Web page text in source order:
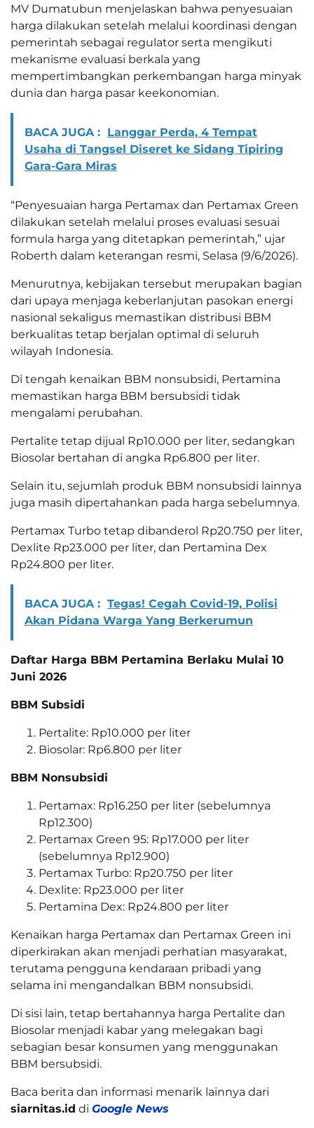
MV Dumatubun menjelaskan bahwa penyesuaian
harga dilakukan setelah melalui koordinasi dengan
pemerintah sebagai regulator serta mengikuti
mekanisme evaluasi berkala yang
mempertimbangkan perkembangan harga minyak
dunia dan harga pasar keekonomian.
BACA JUGA : Langgar Perda, 4 Tempat
Usaha di Tangsel Diseret ke Sidang Tipiring
Gara-Gara Miras
“Penyesuaian harga Pertamax dan Pertamax Green
dilakukan setelah melalui proses evaluasi sesuai
formula harga yang ditetapkan pemerintah,” ujar
Roberth dalam keterangan resmi, Selasa (9/6/2026).
Menurutnya, kebijakan tersebut merupakan bagian
dari upaya menjaga keberlanjutan pasokan energi
nasional sekaligus memastikan distribusi BBM
berkualitas tetap berjalan optimal di seluruh
wilayah Indonesia.
Di tengah kenaikan BBM nonsubsidi, Pertamina
memastikan harga BBM bersubsidi tidak
mengalami perubahan.
Pertalite tetap dijual Rp10.000 per liter, sedangkan
Biosolar bertahan di angka Rp6.800 per liter.
Selain itu, sejumlah produk BBM nonsubsidi lainnya
juga masih dipertahankan pada harga sebelumnya.
Pertamax Turbo tetap dibanderol Rp20.750 per liter,
Dexlite Rp23.000 per liter, dan Pertamina Dex
Rp24.800 per liter.
BACA JUGA : Tegas! Cegah Covid-19, Polisi
Akan Pidana Warga Yang Berkerumun
Daftar Harga BBM Pertamina Berlaku Mulai 10
Juni 2026
BBM Subsidi
Pertalite: Rp10.000 per liter
Biosolar: Rp6.800 per liter
BBM Nonsubsidi
Pertamax: Rp16.250 per liter (sebelumnya
Rp12.300)
Pertamax Green 95: Rp17.000 per liter
(sebelumnya Rp12.900)
Pertamax Turbo: Rp20.750 per liter
Dexlite: Rp23.000 per liter
Pertamina Dex: Rp24.800 per liter
Kenaikan harga Pertamax dan Pertamax Green ini
diperkirakan akan menjadi perhatian masyarakat,
terutama pengguna kendaraan pribadi yang
selama ini mengandalkan BBM nonsubsidi.
Di sisi lain, tetap bertahannya harga Pertalite dan
Biosolar menjadi kabar yang melegakan bagi
sebagian besar konsumen yang menggunakan
BBM bersubsidi.
Baca berita dan informasi menarik lainnya dari
siarnitas.id di Google News